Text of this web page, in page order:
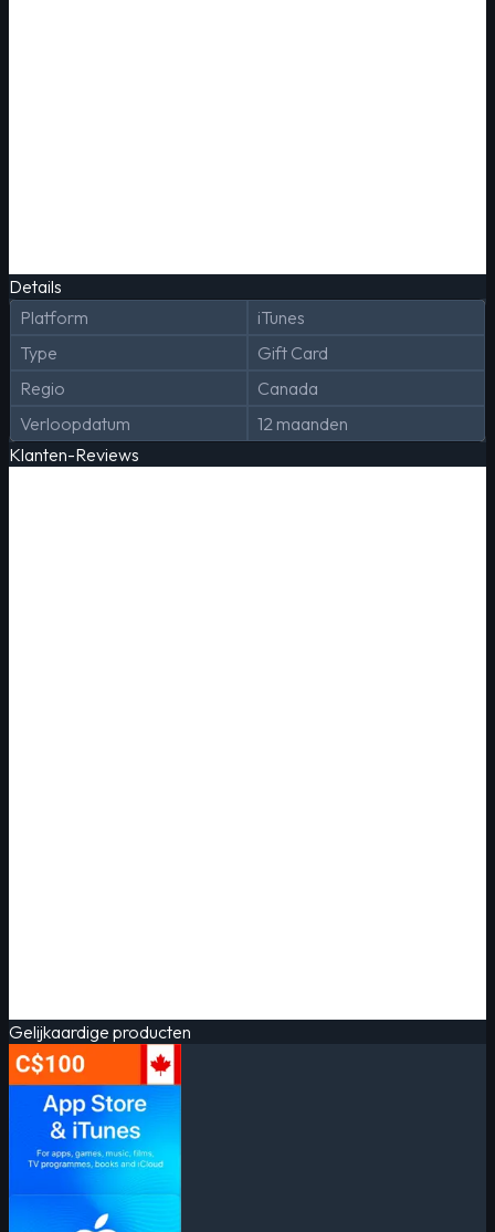
Details
Platform
iTunes
Type
Gift Card
Regio
Canada
Verloopdatum
12 maanden
Klanten-Reviews
Gelijkaardige producten